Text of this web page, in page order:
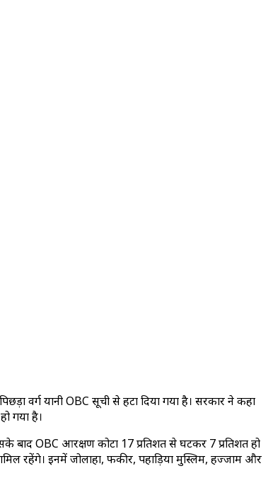
वर्ग यानी OBC सूची से हटा दिया गया है। सरकार ने कहा
गया है।
बाद OBC आरक्षण कोटा 17 प्रतिशत से घटकर 7 प्रतिशत हो
रहेंगे। इनमें जोलाहा, फकीर, पहाड़िया मुस्लिम, हज्जाम और